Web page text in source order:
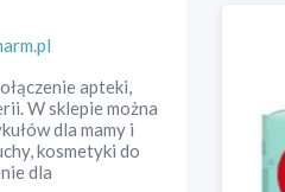
apteki,
W sklepie można
dla mamy i
kosmetyki do
dla